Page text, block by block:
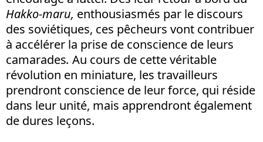
Hakko-maru, enthousiasmés par le discours
des soviétiques, ces pêcheurs vont contribuer
à accélérer la prise de conscience de leurs
camarades. Au cours de cette véritable
révolution en miniature, les travailleurs
prendront conscience de leur force, qui réside
dans leur unité, mais apprendront également
de dures leçons.